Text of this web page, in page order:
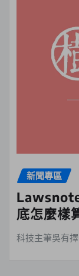
新聞專區
底怎麼樣
科技主筆吳有擇